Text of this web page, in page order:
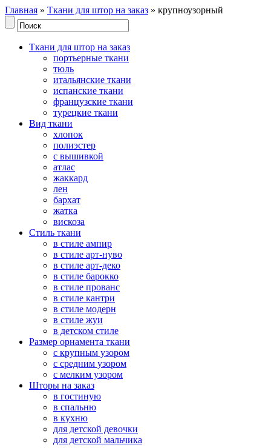
Главная » Ткани для штор на заказ » крупноузорный
Ткани для штор на заказ
портьерные ткани
тюль
итальянские ткани
испанские ткани
французские ткани
турецкие ткани
Вид ткани
хлопок
полиэстер
с вышивкой
атлас
жаккард
лен
бархат
жатка
вискоза
Стиль ткани
в стиле ампир
в стиле арт-нуво
в стиле арт-деко
в стиле барокко
в стиле прованс
в стиле кантри
в стиле модерн
в стиле жуи
в детском стиле
Размер орнамента ткани
с крупным узором
с средним узором
с мелким узором
Шторы на заказ
в гостиную
в спальню
в кухню
для детской девочки
для детской мальчика